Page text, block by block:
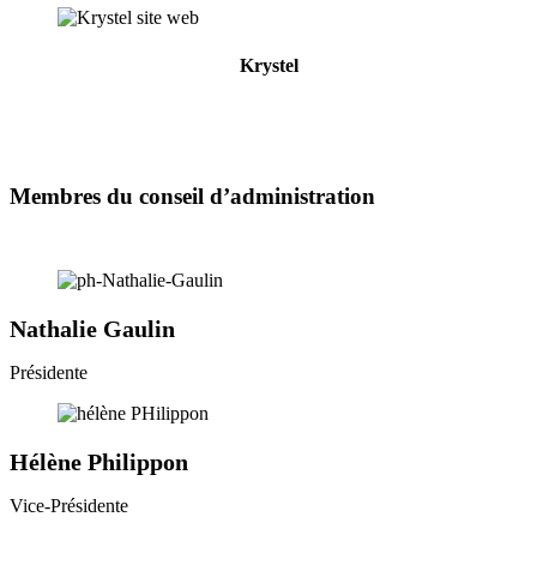
Krystel
Membres du conseil d’administration
Nathalie Gaulin
Présidente
Hélène Philippon
Vice-Présidente